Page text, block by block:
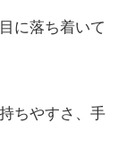
に落ち着いて
ちやすさ、 手